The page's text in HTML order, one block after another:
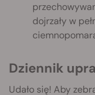
dojrzały w
Dziennik
Udało się! Aby